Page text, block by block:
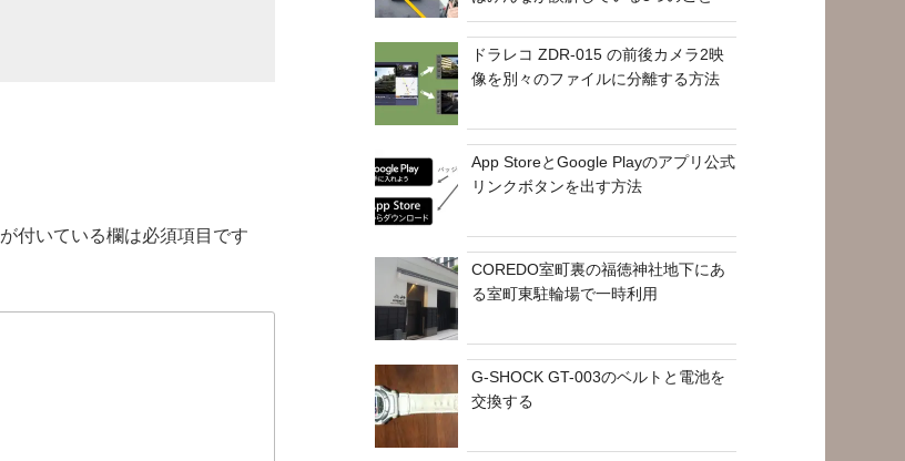
が付いている欄は必須項目です
ドラレコ ZDR-015 の前後カメラ2映
像を別々のファイルに分離する方法
App StoreとGoogle Playのアプリ公式
リンクボタンを出す方法
COREDO室町裏の福徳神社地下にあ
る室町東駐輪場で一時利用
G-SHOCK GT-003のベルトと電池を
交換する